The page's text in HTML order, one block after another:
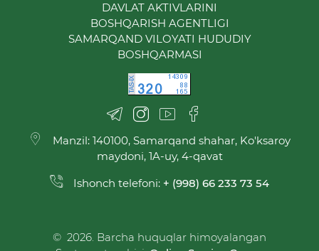
DAVLAT AKTIVLARINI
BOSHQARISH AGENTLIGI
SAMARQAND VILOYATI HUDUDIY
BOSHQARMASI
Manzil: 140100, Samarqand shahar, Ko'ksaroy
maydoni, 1A-uy, 4-qavat
Ishonch telefoni: + (998) 66 233 73 54
© 2026. Barcha huquqlar himoyalangan